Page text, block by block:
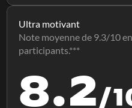
Ultra motivant
Note moyenne de 9.3/10
participants.***
8.2/